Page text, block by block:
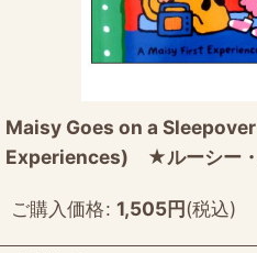
Maisy Goes on a
Experiences) ★ルーシー
ご購入価格: 1,505円(税込)